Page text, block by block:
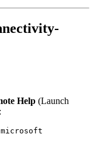
Help (Launch